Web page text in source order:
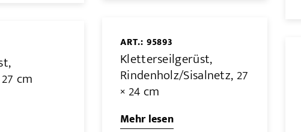
cm
ART.: 95893
Kletterseilgerüst,
Rindenholz/Sisalnetz, 27
× 24 cm
Mehr lesen